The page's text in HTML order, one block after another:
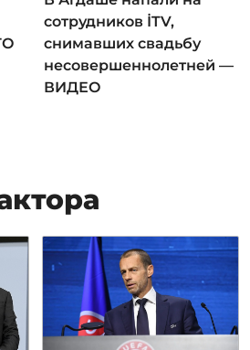
сотрудников İTV,
снимавших свадьбу
несовершеннолетней —
ВИДЕО